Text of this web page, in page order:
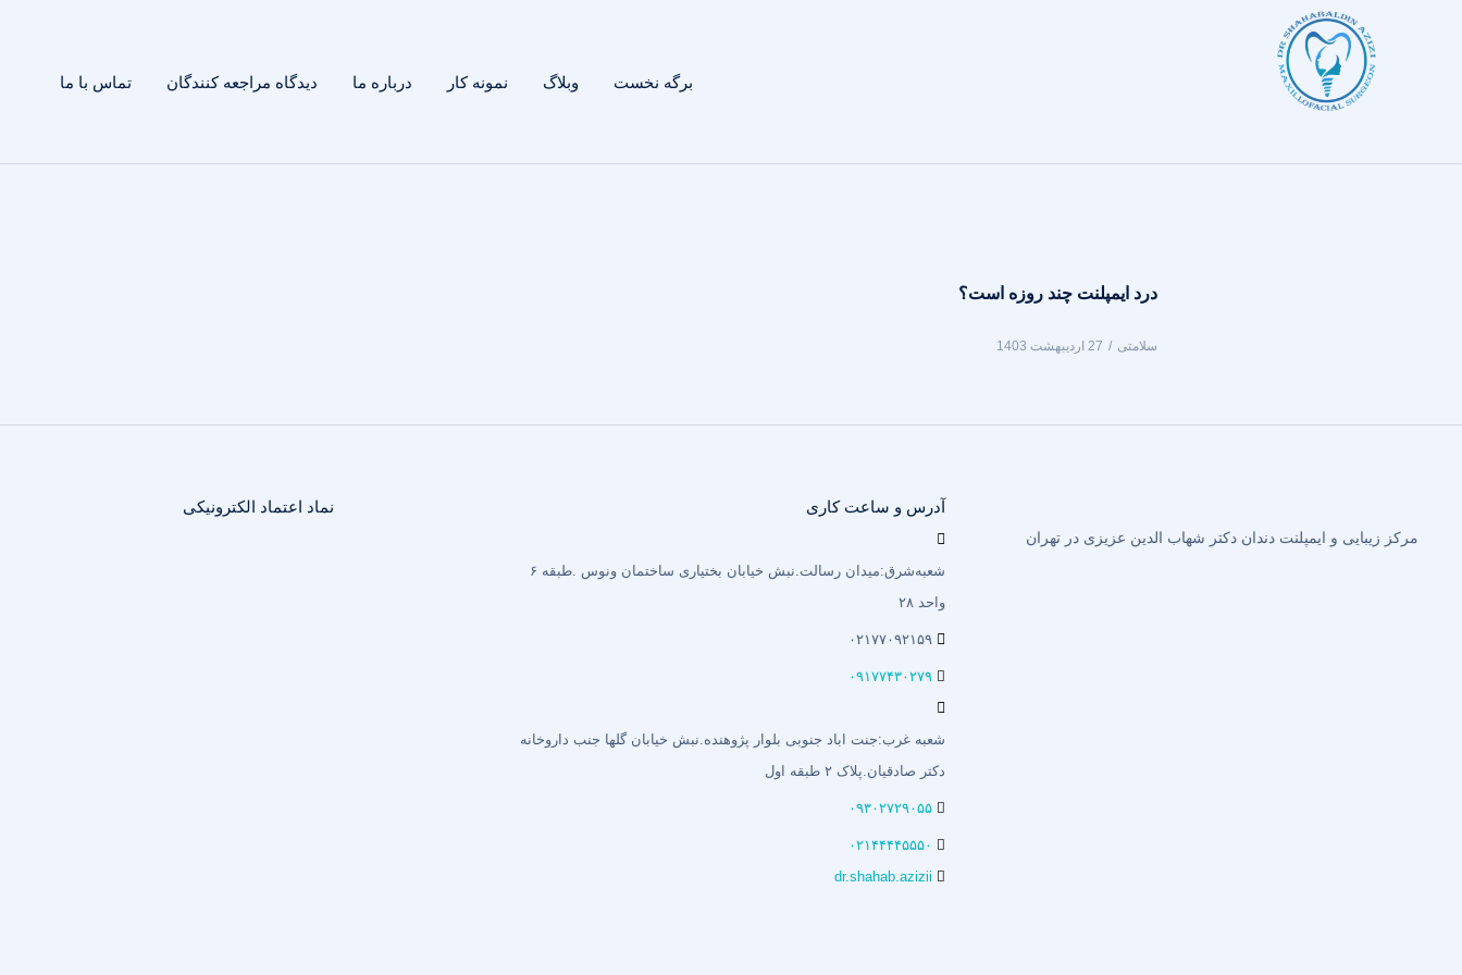
برگه نخست وبلاگ نمونه کار درباره ما دیدگاه مراجعه کنندگان تماس با ما
درد ایمپلنت چند روزه است؟
سلامتی 27 اردیبهشت 1403
مرکز زیبایی و ایمپلنت دندان دکتر شهاب الدین عزیزی در تهران
آدرس و ساعت کاری
شعبه‌شرق:میدان رسالت.نبش خیابان بختیاری‌ ساختمان ونوس .طبقه ۶
واحد ۲۸
۰۲۱۷۷۰۹۲۱۵۹
۰۹۱۷۷۴۳۰۲۷۹
شعبه غرب:جنت اباد جنوبی بلوار پژوهنده.نبش خیابان گلها جنب داروخانه
دکتر صادقیان.پلاک ۲ طبقه اول
۰۹۳۰۲۷۲۹۰۵۵
۰۲۱۴۴۴۴۵۵۵۰
dr.shahab.azizii
نماد اعتماد الکترونیکی